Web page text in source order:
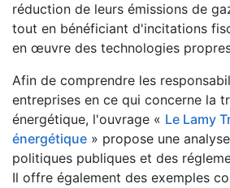
réduction de leurs émissions de
tout en bénéficiant d'incitations
en œuvre des technologies
Afin de comprendre les
entreprises en ce qui concerne la
énergétique, l'ouvrage « Le Lamy
énergétique » propose une
politiques publiques et des
Il offre également des exemples